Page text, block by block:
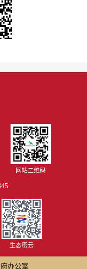
网站二维码
生态密云
办公室